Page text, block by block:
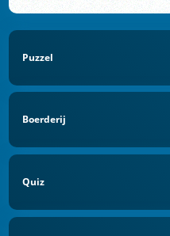
Puzzel
Boerderij
Quiz